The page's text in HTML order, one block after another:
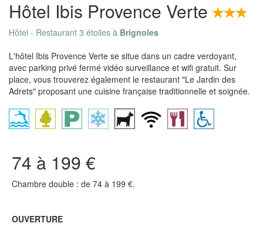
Hôtel Ibis Provence Verte
Hôtel - Restaurant 3 étoiles à Brignoles
L'hôtel Ibis Provence Verte se situe dans un cadre verdoyant,
avec parking privé fermé vidéo surveillance et wifi gratuit. Sur
place, vous trouverez également le restaurant "Le Jardin des
Adrets" proposant une cuisine française traditionnelle et soignée.
74 à 199 €
Chambre double : de 74 à 199 €.
OUVERTURE